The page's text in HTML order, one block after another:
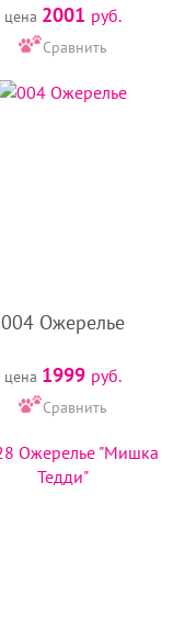
цена 2001 руб.
Сравнить
004 Ожерелье
цена 1999 руб.
Сравнить